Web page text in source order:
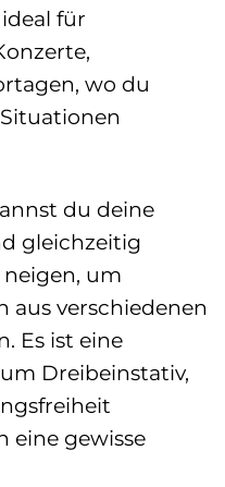
für
wo du
du deine
gleichzeitig
um
aus verschiedenen
Es ist eine
Dreibeinstativ,
eine gewisse